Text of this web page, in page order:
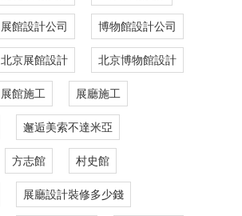
展館設計公司 博物館設計公司
北京展館設計 北京博物館設計
展館施工 展廳施工
邂逅美索不達米亞
方志館 村史館
展廳設計裝修多少錢